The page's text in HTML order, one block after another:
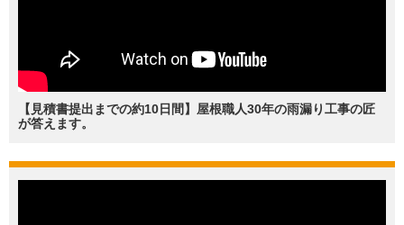
【見積書提出までの約10日間】屋根職人30年の雨漏り工事の匠
が答えます。